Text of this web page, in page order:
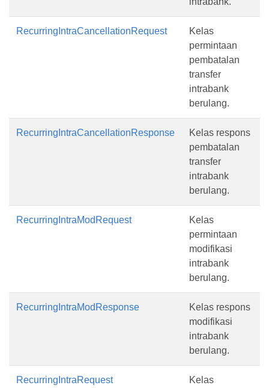
RecurringIntraCancellationRequest
Kelas
permintaan
pembatalan
transfer
intrabank
berulang.
RecurringIntraCancellationResponse
Kelas respons
pembatalan
transfer
intrabank
berulang.
RecurringIntraModRequest
Kelas
permintaan
modifikasi
intrabank
berulang.
RecurringIntraModResponse
Kelas respons
modifikasi
intrabank
berulang.
RecurringIntraRequest Kelas